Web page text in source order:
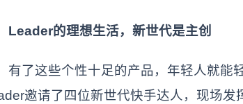
的理想生活，新世代是主创
了这些个性十足的产品，年轻人就能轻
邀请了四位新世代快手达人，现场发